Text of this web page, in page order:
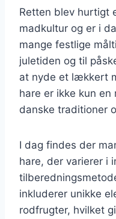
Retten blev hurtigt
madkultur og er i
mange festlige
juletiden og til
at nyde et lækkert
hare er ikke kun
danske traditioner
I dag findes der
hare, der varierer i
inkluderer unikke
rodfrugter, hvilket